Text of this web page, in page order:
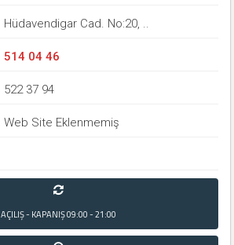
Hüdavendigar Cad. No:20, ..
514 04 46
522 37 94
Web Site Eklenmemiş
AÇILIŞ - KAPANIŞ09:00 - 21:00